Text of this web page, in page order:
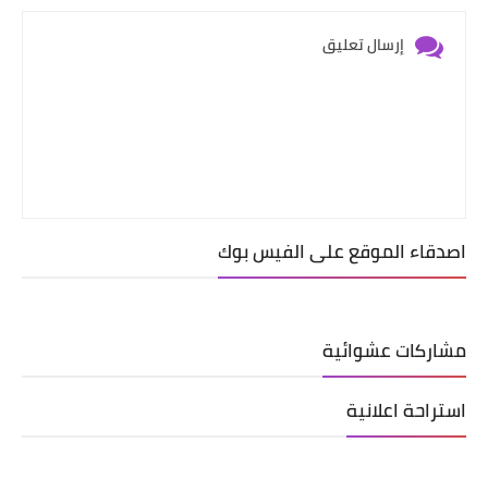
إرسال تعليق
اصدقاء الموقع على الفيس بوك
مشاركات عشوائية
استراحة اعلانية